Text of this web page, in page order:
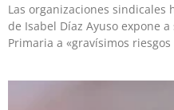
Las organizaciones
de Isabel Díaz Ayuso expone
Primaria a «gravísimos